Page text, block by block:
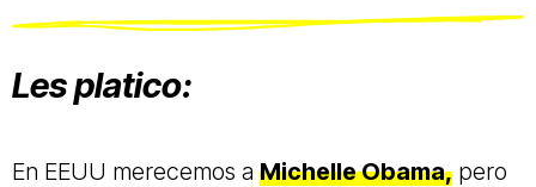
Les platico:
En EEUU merecemos a Michelle Obama, pero